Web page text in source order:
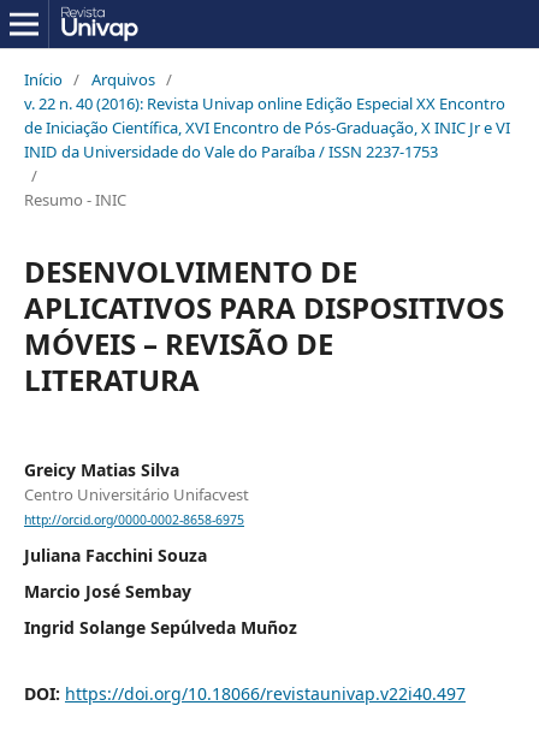
Início / Arquivos /
v. 22 n. 40 (2016): Revista Univap online Edição Especial XX Encontro
de Iniciação Científica, XVI Encontro de Pós-Graduação, X INIC Jr e VI
INID da Universidade do Vale do Paraíba / ISSN 2237-1753
/
Resumo - INIC
DESENVOLVIMENTO DE
APLICATIVOS PARA DISPOSITIVOS
MÓVEIS – REVISÃO DE
LITERATURA
Greicy Matias Silva
Centro Universitário Unifacvest
http://orcid.org/0000-0002-8658-6975
Juliana Facchini Souza
Marcio José Sembay
Ingrid Solange Sepúlveda Muñoz
DOI: https://doi.org/10.18066/revistaunivap.v22i40.497